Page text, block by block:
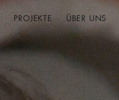
PROJEKTE ÜBER UNS